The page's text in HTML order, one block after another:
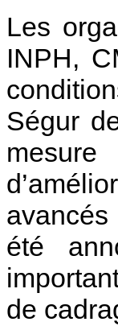
Les
INPH,
Ségur
été
de